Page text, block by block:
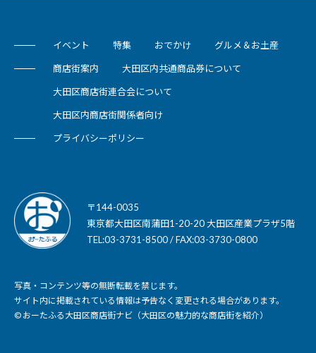
イベント 特集 おでかけ グルメ＆お土産
商店街案内 大田区内共通商品券について
大田区商店街連合会について
大田区内商店街関係者向け
プライバシーポリシー
〒144-0035
東京都大田区南蒲田1-20-20 大田区産業プラザ5階
TEL:03-3731-8500 / FAX:03-3730-0800
写真・コンテンツ等の無断転載を禁じます。
サイト内に掲載されている情報は予告なく変更される場合があります。
© おーたふる大田区商店街ナビ（大田区の魅力的な商店街を紹介）